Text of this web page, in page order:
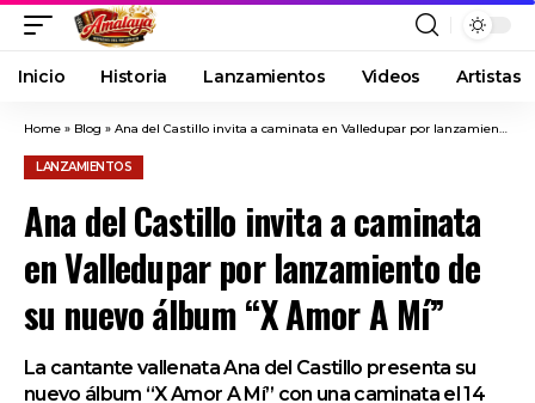
Inicio Historia Lanzamientos Videos Artistas
Home » Blog » Ana del Castillo invita a caminata en Valledupar por lanzamiento de su nuevo álbum “X Amor A Mí”
LANZAMIENTOS
Ana del Castillo invita a caminata
en Valledupar por lanzamiento de
su nuevo álbum “X Amor A Mí”
La cantante vallenata Ana del Castillo presenta su
nuevo álbum “X Amor A Mí” con una caminata el 14